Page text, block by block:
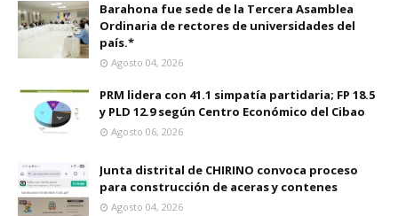
Barahona fue sede de la Tercera Asamblea
Ordinaria de rectores de universidades del
país.*
Agosto 04, 2026
PRM lidera con 41.1 simpatía partidaria; FP 18.5
y PLD 12.9 según Centro Económico del Cibao
Agosto 06, 2026
Junta distrital de CHIRINO convoca proceso
para construcción de aceras y contenes
Agosto 04, 2026